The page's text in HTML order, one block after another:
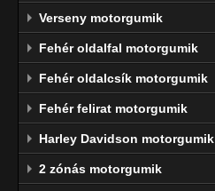
Verseny motorgumik
Fehér oldalfal motorgumik
Fehér oldalcsík motorgumik
Fehér felirat motorgumik
Harley Davidson motorgumik
2 zónás motorgumik